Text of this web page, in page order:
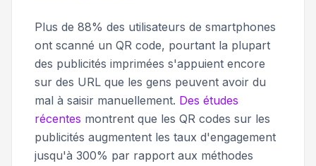
Plus de 88% des utilisateurs de smartphones
ont scanné un QR code, pourtant la plupart
des publicités imprimées s'appuient encore
sur des URL que les gens peuvent avoir du
mal à saisir manuellement. Des études
récentes montrent que les QR codes sur les
publicités augmentent les taux d'engagement
jusqu'à 300% par rapport aux méthodes